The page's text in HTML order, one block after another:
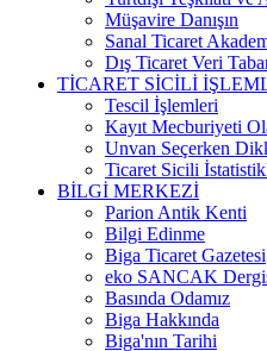
Müşavire Danışın
Sanal Ticaret
Dış Ticaret Veri
TİCARET SİCİLİ
Tescil İşlemleri
Kayıt Mecburiyeti
Unvan Seçerken
Ticaret Sicili
BİLGİ MERKEZİ
Parion Antik Kenti
Bilgi Edinme
Biga Ticaret Gazetesi
eko SANCAK
Basında Odamız
Biga Hakkında
Biga'nın Tarihi